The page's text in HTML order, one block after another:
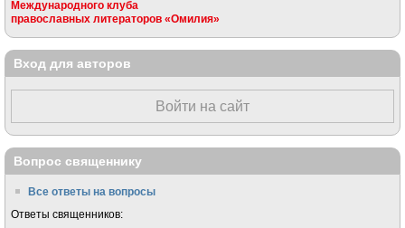
Международного клуба
православных литераторов «Омилия»
Вход для авторов
Войти на сайт
Вопрос священнику
Все ответы на вопросы
Ответы священников: